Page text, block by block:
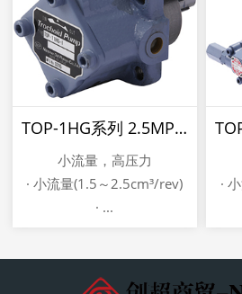
TOP-1HG系列 2.5MPa高压NOP油泵
小流量，高压力
· 小流量(1.5～2.5cm³/rev)
· ...
·